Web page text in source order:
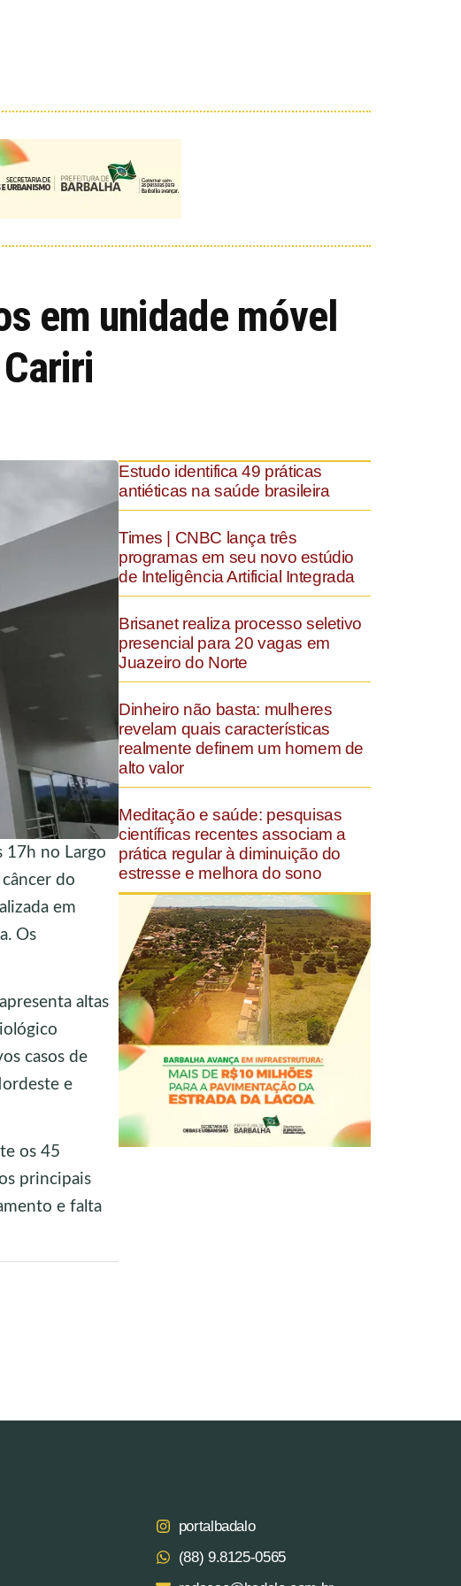
em unidade móvel
17h no Largo
do
em
Os
altas
casos de
e
os 45
principais
e falta
Estudo identifica 49 práticas
antiéticas na saúde brasileira
Times | CNBC lança três
programas em seu novo estúdio
de Inteligência Artificial Integrada
Brisanet realiza processo seletivo
presencial para 20 vagas em
Juazeiro do Norte
Dinheiro não basta: mulheres
revelam quais características
realmente definem um homem de
alto valor
Meditação e saúde: pesquisas
científicas recentes associam a
prática regular à diminuição do
estresse e melhora do sono
portalbadalo
(88) 9.8125‑0565‬